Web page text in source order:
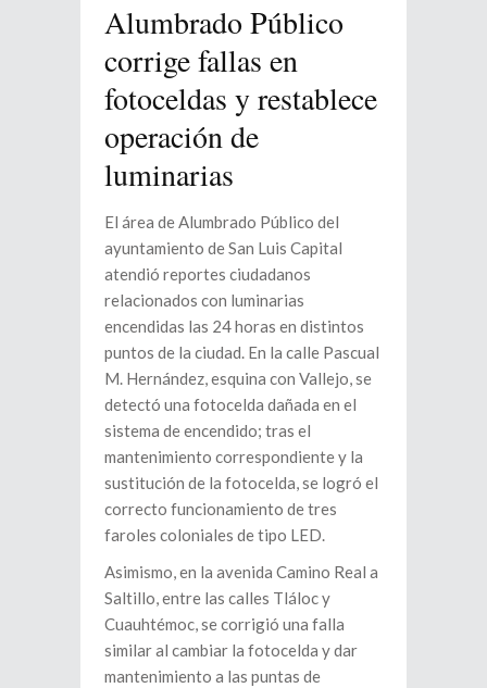
Alumbrado Público
corrige fallas en
fotoceldas y restablece
operación de
luminarias
El área de Alumbrado Público del
ayuntamiento de San Luis Capital
atendió reportes ciudadanos
relacionados con luminarias
encendidas las 24 horas en distintos
puntos de la ciudad. En la calle Pascual
M. Hernández, esquina con Vallejo, se
detectó una fotocelda dañada en el
sistema de encendido; tras el
mantenimiento correspondiente y la
sustitución de la fotocelda, se logró el
correcto funcionamiento de tres
faroles coloniales de tipo LED.
Asimismo, en la avenida Camino Real a
Saltillo, entre las calles Tláloc y
Cuauhtémoc, se corrigió una falla
similar al cambiar la fotocelda y dar
mantenimiento a las puntas de